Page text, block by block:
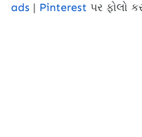
ads | Pinterest પર ફોલો